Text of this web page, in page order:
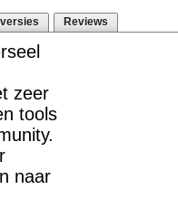
Reviews
zeer
tools
naar